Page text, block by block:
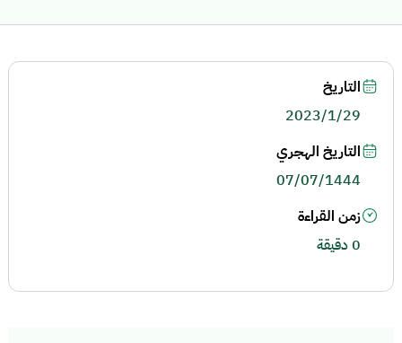
التاريخ
2023/1/29
التاريخ الهجري
07/07/1444
زمن القراءة
0 دقيقة